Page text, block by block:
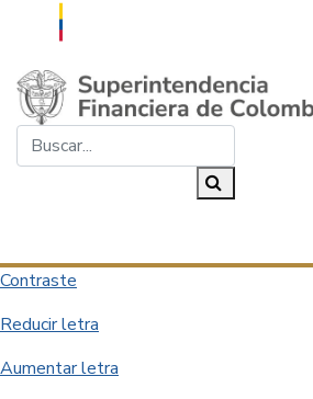
Saltar al contenido principal
Contraste
Reducir letra
Aumentar letra